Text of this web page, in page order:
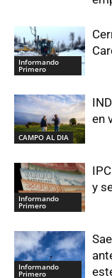
Informando
Primero
CAMPO AL DIA
en
Informando
Primero
y
Informando
Primero